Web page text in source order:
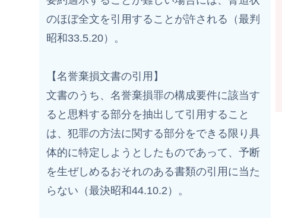
のほぼ全文を引用することが許される（最判
昭和33.5.20）。
【名誉棄損文書の引用】
文書のうち、名誉棄損罪の構成要件に該当す
ると思料する部分を抽出して引用すること
は、犯罪の方法に関する部分をできる限り具
体的に特定しようとしたものであって、予断
を生ぜしめるおそれのある書類の引用に当た
らない（最決昭和44.10.2）。